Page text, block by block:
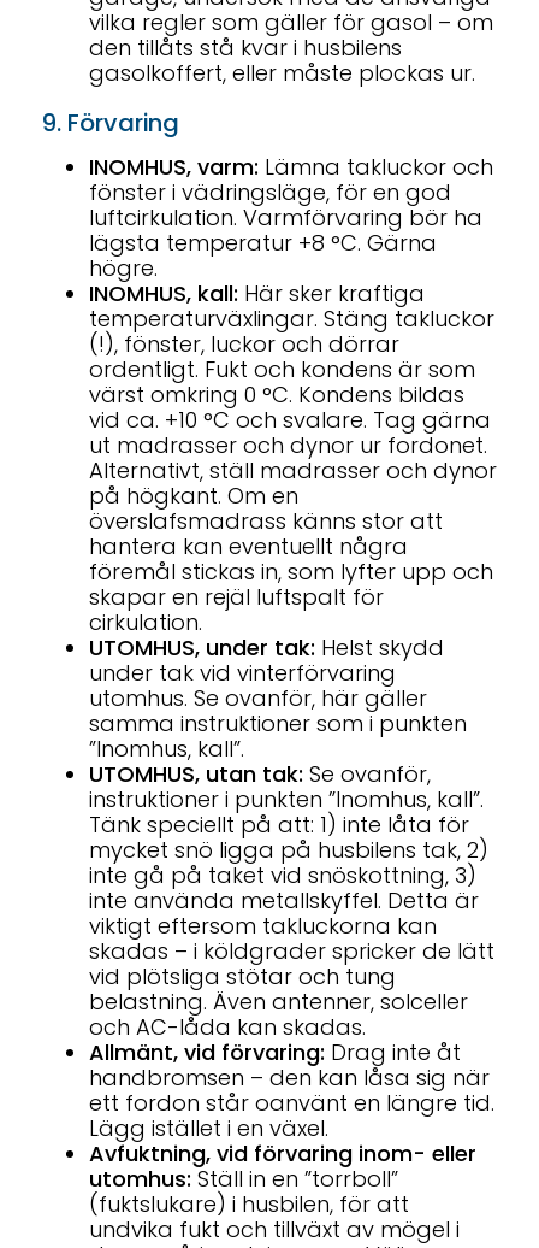
vilka regler som gäller för gasol – om
den tillåts stå kvar i husbilens
gasolkoffert, eller måste plockas ur.
9. Förvaring
INOMHUS, varm: Lämna takluckor och
fönster i vädringsläge, för en god
luftcirkulation. Varmförvaring bör ha
lägsta temperatur +8 °C. Gärna
högre.
INOMHUS, kall: Här sker kraftiga
temperaturväxlingar. Stäng takluckor
(!), fönster, luckor och dörrar
ordentligt. Fukt och kondens är som
värst omkring 0 °C. Kondens bildas
vid ca. +10 °C och svalare. Tag gärna
ut madrasser och dynor ur fordonet.
Alternativt, ställ madrasser och dynor
på högkant. Om en
överslafsmadrass känns stor att
hantera kan eventuellt några
föremål stickas in, som lyfter upp och
skapar en rejäl luftspalt för
cirkulation.
UTOMHUS, under tak: Helst skydd
under tak vid vinterförvaring
utomhus. Se ovanför, här gäller
samma instruktioner som i punkten
”Inomhus, kall”.
UTOMHUS, utan tak: Se ovanför,
instruktioner i punkten ”Inomhus, kall”.
Tänk speciellt på att: 1) inte låta för
mycket snö ligga på husbilens tak, 2)
inte gå på taket vid snöskottning, 3)
inte använda metallskyffel. Detta är
viktigt eftersom takluckorna kan
skadas – i köldgrader spricker de lätt
vid plötsliga stötar och tung
belastning. Även antenner, solceller
och AC-låda kan skadas.
Allmänt, vid förvaring: Drag inte åt
handbromsen – den kan låsa sig när
ett fordon står oanvänt en längre tid.
Lägg istället i en växel.
Avfuktning, vid förvaring inom- eller
utomhus: Ställ in en ”torrboll”
(fuktslukare) i husbilen, för att
undvika fukt och tillväxt av mögel i